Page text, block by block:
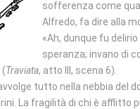
sofferenza come
Alfredo, fa dire alla
«Ah, dunque fu
speranza; invano di
(Traviata, atto III, scena 6).
tutto nella nebbia del
La fragilità di chi è afflitto